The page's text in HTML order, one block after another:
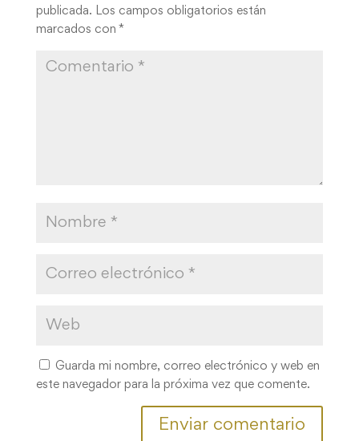
publicada. Los campos obligatorios están
marcados con *
Guarda mi nombre, correo electrónico y web en
este navegador para la próxima vez que comente.